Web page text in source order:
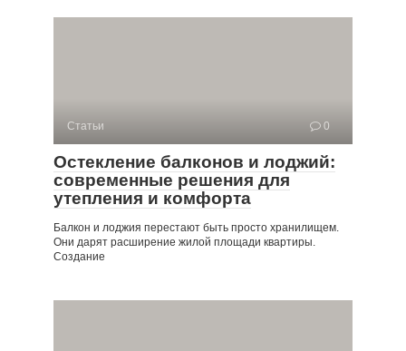
Статьи 0
Остекление балконов и лоджий:
современные решения для
утепления и комфорта
Балкон и лоджия перестают быть просто хранилищем.
Они дарят расширение жилой площади квартиры.
Создание